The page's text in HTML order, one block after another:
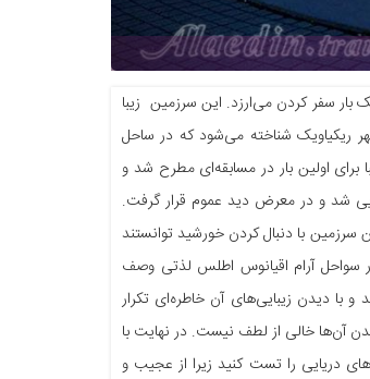
سفر کردن می‌ارزد. این سرزمین زیبا
ریکیاویک شناخته می‌شود که در ساحل
اولین بار در مسابقه‌ای مطرح شد و
سولفار (خورشید مسافر) رونمایی شد و در معرض دید عموم قرار گرفت.
با دنبال کردن خورشید توانستند
سواحل آرام اقیانوس اطلس لذتی وصف
دیدن زیبایی‌های آن خاطره‌ای تکرار
آن‌ها خالی از لطف نیست. در نهایت با
دریایی را تست کنید زیرا از عجیب و